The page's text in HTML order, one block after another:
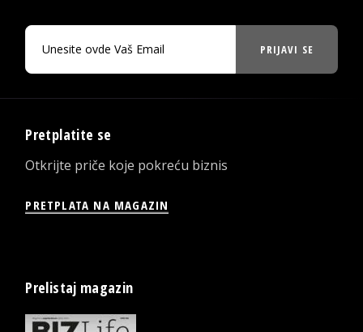
PRIJAVI SE
Pretplatite se
Otkrijte priče koje pokreću biznis
PRETPLATA NA MAGAZIN
Prelistaj magazin